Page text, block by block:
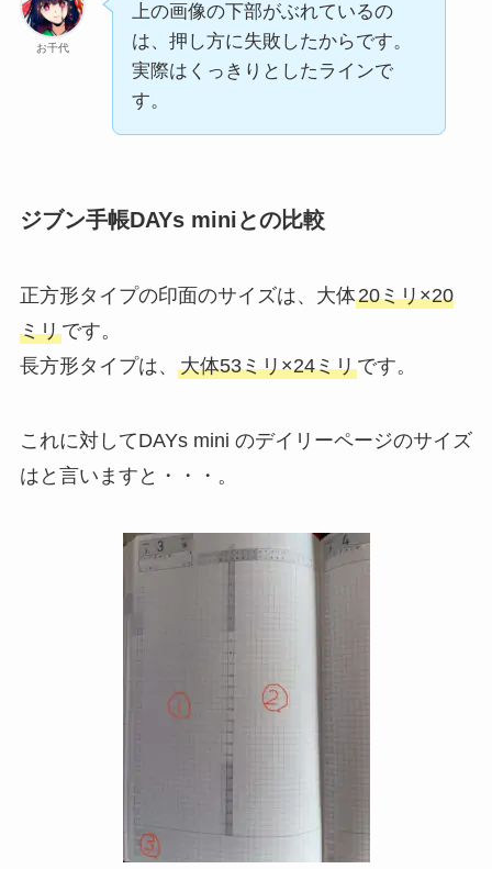
お千代
上の画像の下部がぶれているの
は、押し方に失敗したからです。
実際はくっきりとしたラインで
す。
ジブン手帳DAYs miniとの比較
正方形タイプの印面のサイズは、大体20ミリ×20
ミリです。
長方形タイプは、 大体53ミリ×24ミリです。
これに対してDAYs mini のデイリーページのサイズ
はと言いますと・・・。